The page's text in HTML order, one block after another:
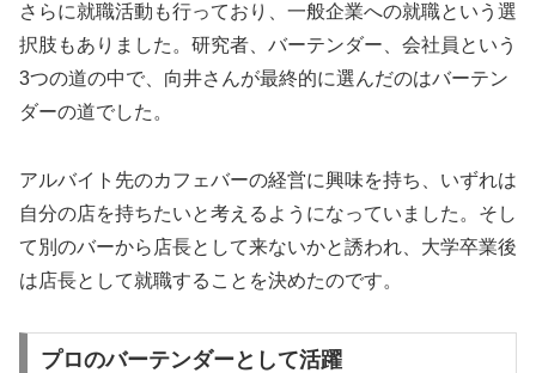
さらに就職活動も行っており、一般企業への就職という選
択肢もありました。研究者、バーテンダー、会社員という
3つの道の中で、向井さんが最終的に選んだのはバーテン
ダーの道でした。
アルバイト先のカフェバーの経営に興味を持ち、いずれは
自分の店を持ちたいと考えるようになっていました。そし
て別のバーから店長として来ないかと誘われ、大学卒業後
は店長として就職することを決めたのです。
プロのバーテンダーとして活躍